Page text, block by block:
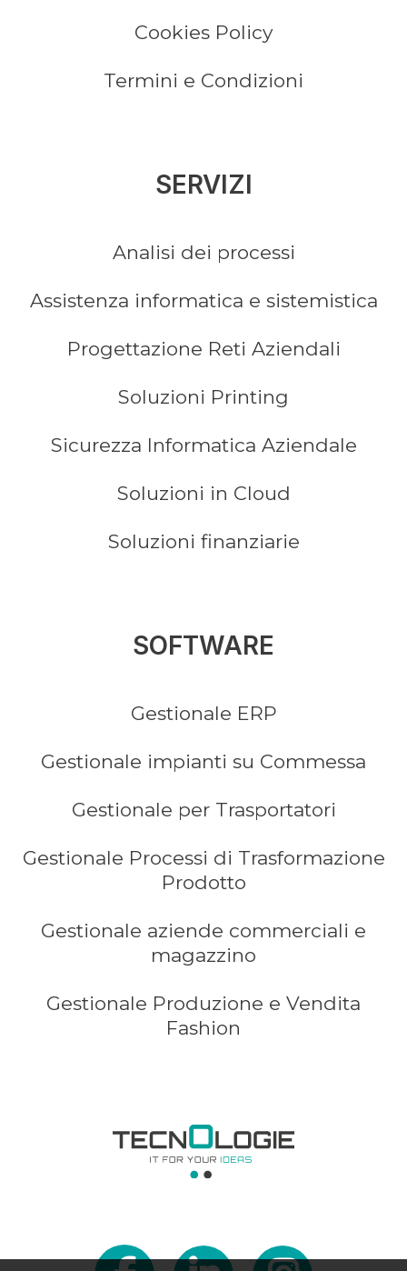
Cookies Policy
Termini e Condizioni
SERVIZI
Analisi dei processi
Assistenza informatica e sistemistica
Progettazione Reti Aziendali
Soluzioni Printing
Sicurezza Informatica Aziendale
Soluzioni in Cloud
Soluzioni finanziarie
SOFTWARE
Gestionale ERP
Gestionale impianti su Commessa
Gestionale per Trasportatori
Gestionale Processi di Trasformazione
Prodotto
Gestionale aziende commerciali e
magazzino
Gestionale Produzione e Vendita
Fashion